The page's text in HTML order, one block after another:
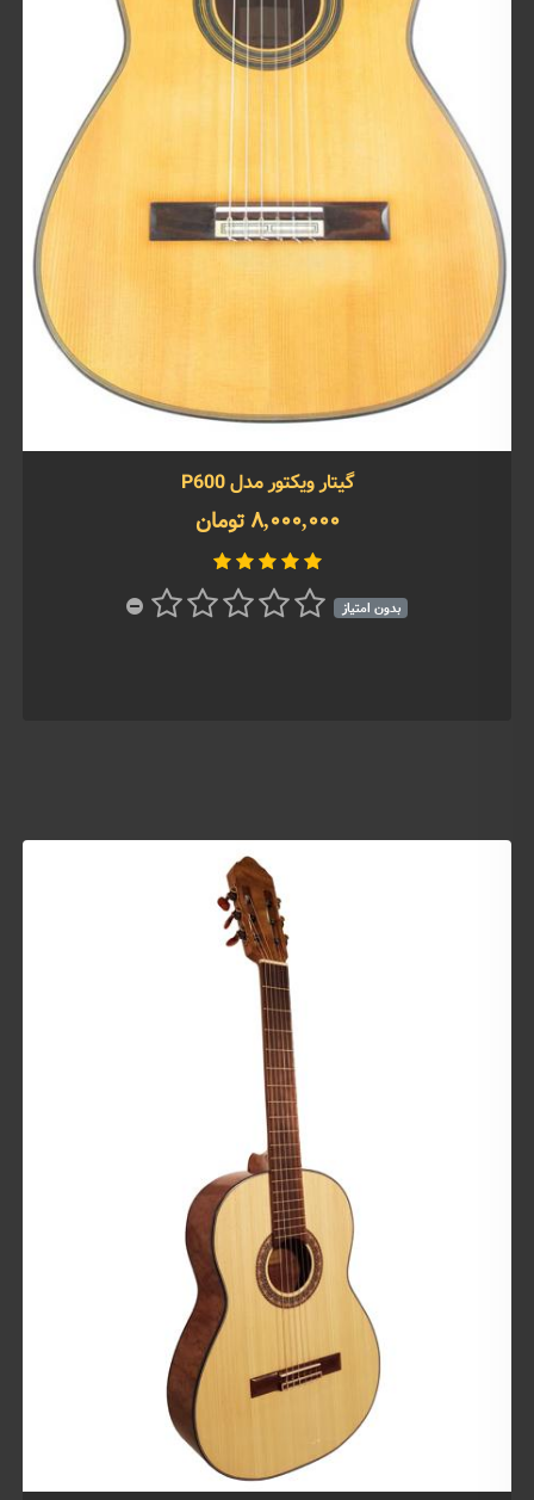
گیتار ویکتور مدل P600
8,000,000 تومان
بدون امتیاز